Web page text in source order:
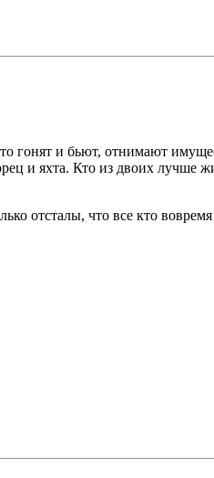
гонят и бьют, отнимают
и яхта. Кто из двоих лучше
отсталы, что все кто